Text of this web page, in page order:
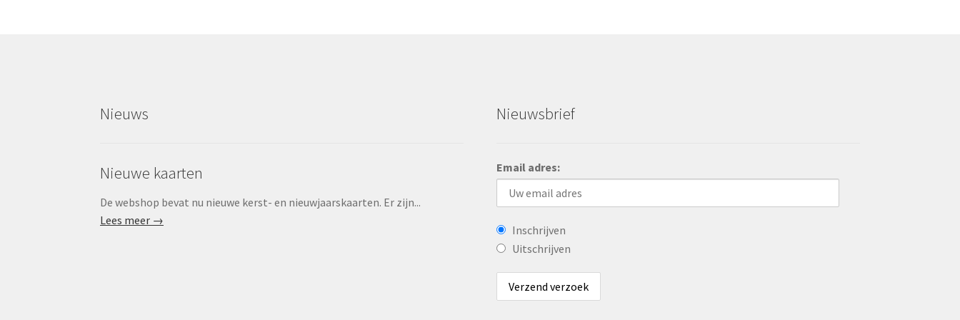
Nieuws
Nieuwe kaarten
De webshop bevat nu nieuwe kerst- en nieuwjaarskaarten. Er zijn...
Lees meer →
Nieuwsbrief
Email adres:
Inschrijven
Uitschrijven